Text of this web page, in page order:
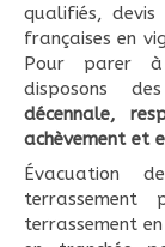
qualifiés,
françaises en
Pour parer à
disposons
décennale,
achèvement et
Évacuation
terrassement
terrassement